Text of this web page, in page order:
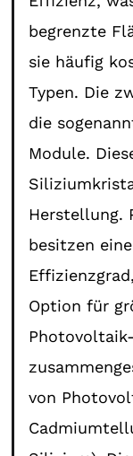
begrenzte
sie häufig
Typen. Die
die
Module.
Herstellung.
besitzen
Option für
von